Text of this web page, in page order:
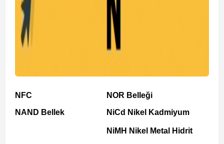
NFC
NAND Bellek
NOR Belleği
NiCd Nikel Kadmiyum
NiMH Nikel Metal Hidrit